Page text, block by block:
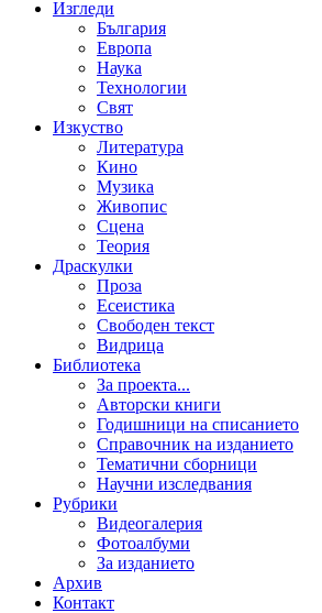
Изгледи
България
Европа
Наука
Технологии
Свят
Изкуство
Литература
Кино
Музика
Живопис
Сцена
Теория
Драскулки
Проза
Есеистика
Свободен текст
Видрица
Библиотека
За проекта...
Авторски книги
Годишници на списанието
Справочник на изданието
Тематични сборници
Научни изследвания
Рубрики
Видеогалерия
Фотоалбуми
За изданието
Архив
Контакт